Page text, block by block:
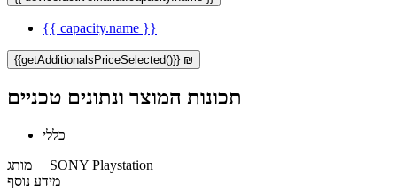
{{ capacity.name }}
{{getAdditionalsPriceSelected()}} ₪
תכונות המוצר ונתונים טכניים
כללי
מותג SONY Playstation
מידע נוסף